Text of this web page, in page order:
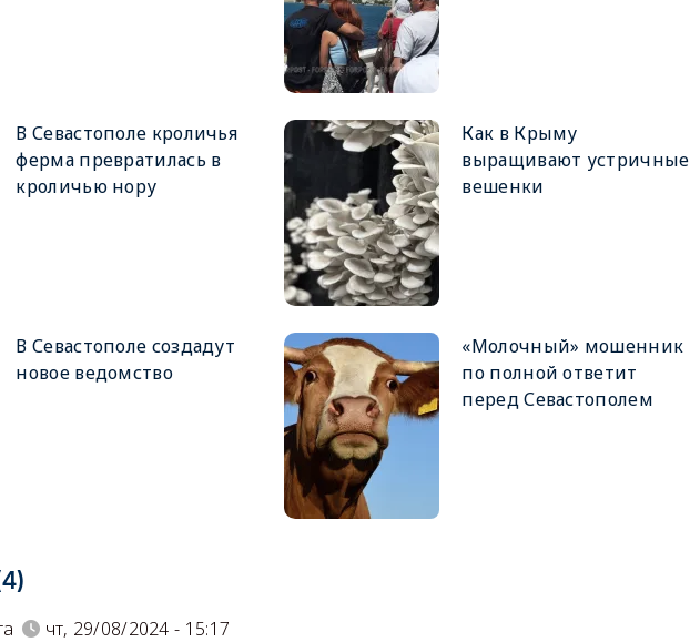
В Севастополе кроличья
ферма превратилась в
кроличью нору
Как в Крыму
выращивают устричные
вешенки
В Севастополе создадут
новое ведомство
«Молочный» мошенник
по полной ответит
перед Севастополем
чт, 29/08/2024 - 15:17